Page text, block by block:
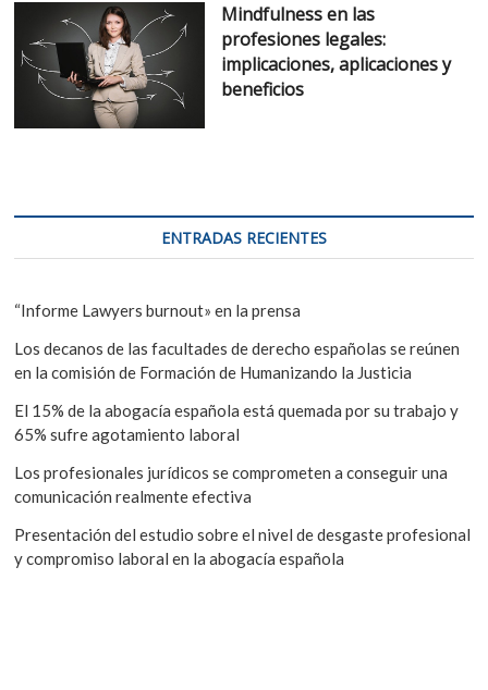
Mindfulness en las
profesiones legales:
implicaciones, aplicaciones y
beneficios
ENTRADAS RECIENTES
“Informe Lawyers burnout» en la prensa
Los decanos de las facultades de derecho españolas se reúnen
en la comisión de Formación de Humanizando la Justicia
El 15% de la abogacía española está quemada por su trabajo y
65% sufre agotamiento laboral
Los profesionales jurídicos se comprometen a conseguir una
comunicación realmente efectiva
Presentación del estudio sobre el nivel de desgaste profesional
y compromiso laboral en la abogacía española